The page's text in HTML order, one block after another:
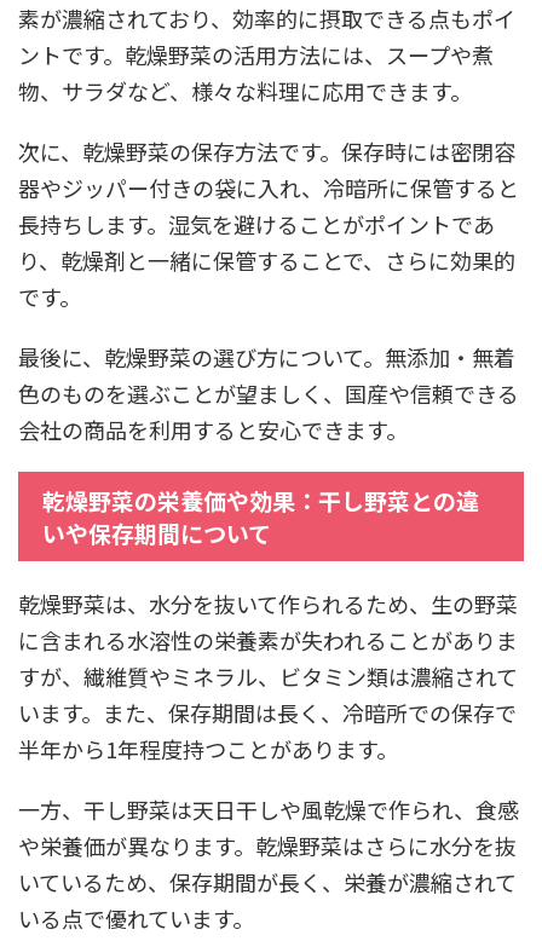
素が濃縮されており、効率的に摂取できる点もポイ
ントです。乾燥野菜の活用方法には、スープや煮
物、サラダなど、様々な料理に応用できます。
次に、乾燥野菜の保存方法です。保存時には密閉容
器やジッパー付きの袋に入れ、冷暗所に保管すると
長持ちします。湿気を避けることがポイントであ
り、乾燥剤と一緒に保管することで、さらに効果的
です。
最後に、乾燥野菜の選び方について。無添加・無着
色のものを選ぶことが望ましく、国産や信頼できる
会社の商品を利用すると安心できます。
乾燥野菜の栄養価や効果：干し野菜との違
いや保存期間について
乾燥野菜は、水分を抜いて作られるため、生の野菜
に含まれる水溶性の栄養素が失われることがありま
すが、繊維質やミネラル、ビタミン類は濃縮されて
います。また、保存期間は長く、冷暗所での保存で
半年から1年程度持つことがあります。
一方、干し野菜は天日干しや風乾燥で作られ、食感
や栄養価が異なります。乾燥野菜はさらに水分を抜
いているため、保存期間が長く、栄養が濃縮されて
いる点で優れています。